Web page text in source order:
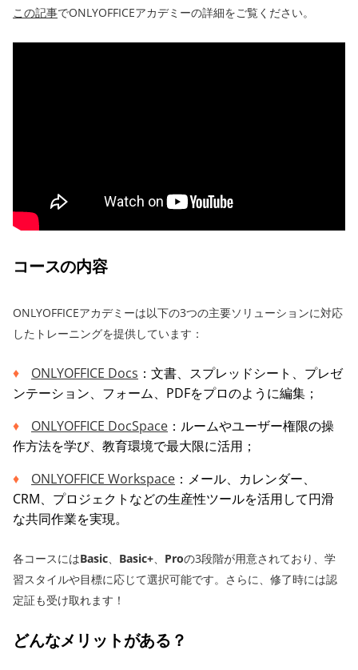
この記事でONLYOFFICEアカデミーの詳細をご覧ください。
コースの内容
ONLYOFFICEアカデミーは以下の3つの主要ソリューションに対応
したトレーニングを提供しています：
ONLYOFFICE Docs ：文書、スプレッドシート、プレゼ
ンテーション、フォーム、PDFをプロのように編集；
ONLYOFFICE DocSpace ：ルームやユーザー権限の操
作方法を学び、教育環境で最大限に活用；
ONLYOFFICE Workspace ：メール、カレンダー、
CRM、プロジェクトなどの生産性ツールを活用して円滑
な共同作業を実現。
各コースにはBasic、 Basic+、 Proの3段階が用意されており、学
習スタイルや目標に応じて選択可能です。さらに、修了時には認
定証も受け取れます！
どんなメリットがある？